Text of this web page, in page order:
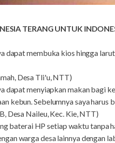
TERANG UNTUK
dapat membuka kios hingga
Desa Tli'u, NTT)
dapat menyiapkan makan
kebun. Sebelumnya saya
Desa Naileu, Kec. Kie, NTT)
baterai HP setiap waktu tanpa
warga desa lainnya dengan